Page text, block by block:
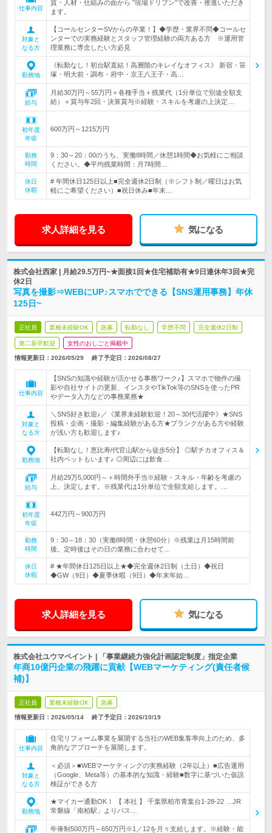
仕事内容
質・人材・仕組みの面から ”現場ドリブン”で改善・推進いただき
ます。
対象と
なる方
【コールセンターSVからの卒業！】◆学歴・業界不問◆コールセ
ンターでの実務経験とスタッフ管理経験の両方ある方 ※運用管
理業務に専念したい方必見
勤務地
《転勤なし！初台駅直結！高層階のキレイなオフィス》 新宿・笹
塚・明大前・調布・府中・京王八王子・高…
給与
月給30万円～55万円＋各種手当＋残業代（1分単位で別途全額支
給）＋賞与年2回・決算賞与※経験・スキルを考慮の上決定…
初年度
年収
600万円～1215万円
勤務
時間
9：30～20：00のうち、実働8時間／休憩1時間◆お気軽にご相談
ください。◆平均残業時間：月7時間…
休日
休暇
# 年間休日125日以上■完全週休2日制（※シフト制／曜日はお気
軽にご希望ください）■祝日休み■年末…
求人詳細を見る 気になる
株式会社西家 | 月給29.5万円~★面接1回★住宅補助有★9日連休年3回★完
休2日
写真を撮影⇒WEBにUP♪スマホでできる【SNS運用事務】年休
125日~
正社員 業種未経験OK 急募 転勤なし 学歴不問 完全週休2日制
第二新卒歓迎 女性のおしごと掲載中
情報更新日：2026/05/29 終了予定日： 2026/08/27
仕事内容
【SNSの知識や経験が活かせる事務ワーク♪】スマホで物件の撮
影や自社サイトの更新、インスタやTikTok等のSNSを使ったPR
やデータ入力などの事務業務★
対象と
なる方
＼SNS好き歓迎♪／《業界未経験歓迎！20～30代活躍中》★SNS
投稿・企画・撮影・編集経験がある方★ブランクがある方や経験
が浅い方も歓迎します♪
勤務地
【転勤なし！恵比寿/代官山駅から徒歩5分】 ◎駅チカオフィス＆
社内ペットもいます♪ ◎周辺には飲食…
給与
月給29万5,000円～＋時間外手当※経験・スキル・年齢を考慮の
上、決定します。※残業代は1分単位で全額支給します。…
初年度
年収
442万円～900万円
勤務
時間
9：30～18：30（実働8時間・休憩60分）※残業は月15時間前
後。定時後はその日の業務に合わせて…
休日
休暇
# ★年間休日125日以上★◆完全週休2日制（土日）◆祝日
◆GW（9日）◆夏季休暇（9日）◆年末年始…
求人詳細を見る 気になる
株式会社ユウマペイント | 「事業継続力強化計画認定制度」指定企業
年商10億円企業の飛躍に貢献【WEBマーケティング(責任者候
補)】
正社員 業種未経験OK 急募
情報更新日：2026/05/14 終了予定日： 2026/10/19
仕事内容
住宅リフォーム事業を展開する当社のWEB集客率向上のため、多
角的なアプローチを展開します。
対象と
なる方
＜必須＞■WEBマーケティングの実務経験（2年以上）■広告運用
（Google、Meta等）の基本的な知識・経験■数字に基づいた仮説
検証ができる方
勤務地
★マイカー通勤OK！ 【 本社 】 千葉県柏市青葉台1-28-22 …JR
常磐線「南柏駅」よりバス…
年俸制500万円～650万円※1／12を月々支給します。※経験・能